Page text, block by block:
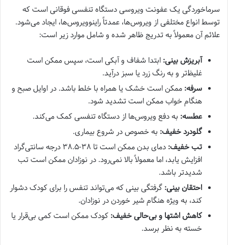
سرماخوردگی یک عفونت ویروسی دستگاه تنفسی فوقانی است که
توسط انواع مختلفی از ویروس‌ها، عمدتاً راینوویروس‌ها، ایجاد می‌شود.
علائم آن معمولاً به تدریج ظاهر شده و شامل موارد زیر است:
آبریزش بینی: ابتدا شفاف و آبکی است، سپس ممکن است
غلیظ‌تر و به رنگ زرد یا سبز درآید.
سرفه: ممکن است خشک یا همراه با خلط باشد. در اوایل صبح و
هنگام خواب ممکن است تشدید شود.
عطسه: به دفع ویروس‌ها از دستگاه تنفسی کمک می‌کند.
گلودرد خفیف: به خصوص در شروع بیماری.
تب خفیف:
دمای بدن ممکن است تا ۳۸-۳۸.۵ درجه سانتی‌گراد
افزایش یابد، اما معمولاً بالا نمی‌رود. در نوزادان ممکن است تب
شدیدتر باشد.
احتقان بینی: گرفتگی بینی که می‌تواند تنفس را برای کودک دشوار
کند، به ویژه هنگام شیر خوردن در نوزادان.
کاهش اشتها و بی‌حالی خفیف: کودک ممکن است کمی بی‌قرار یا
خسته به نظر برسد.